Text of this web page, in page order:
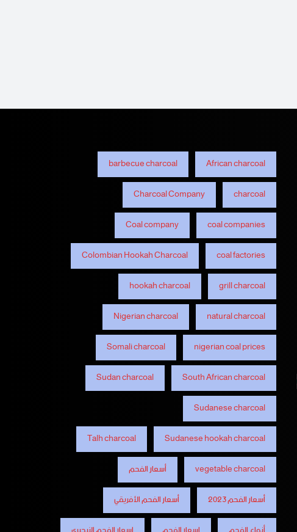
African charcoal
barbecue charcoal
charcoal
Charcoal Company
coal companies
Coal company
coal factories
Colombian Hookah Charcoal
grill charcoal
hookah charcoal
natural charcoal
Nigerian charcoal
nigerian coal prices
Somali charcoal
South African charcoal
Sudan charcoal
Sudanese charcoal
Sudanese hookah charcoal
Talh charcoal
vegetable charcoal
أسعار الفحم
أسعار الفحم 2023
أسعار الفحم الأفريقي